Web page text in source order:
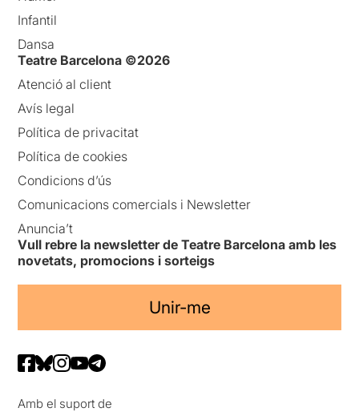
Infantil
Dansa
Teatre Barcelona ©2026
Atenció al client
Avís legal
Política de privacitat
Política de cookies
Condicions d’ús
Comunicacions comercials i Newsletter
Anuncia’t
Vull rebre la newsletter de Teatre Barcelona amb les
novetats, promocions i sorteigs
Unir-me
Amb el suport de